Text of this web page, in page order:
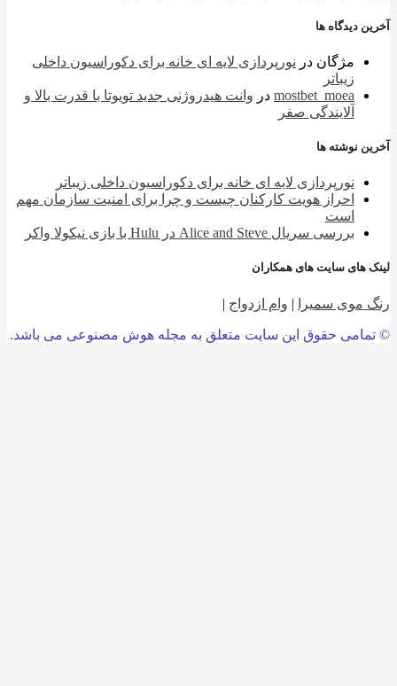
دیدگاه ها
مژگاندرنورپردازی لایه ای خانه برای دکوراسیون داخلی
زیباتر
mostbet_moeaدروانت هیدروژنی جدید تویوتا با قدرت بالا و
آلایندگی صفر
نوشته ها
نورپردازی لایه ای خانه برای دکوراسیون داخلی زیباتر
احراز هویت کارکنان چیست و چرا برای امنیت سازمان مهم
بررسی سریال Alice and Steve در Hulu با بازی نیکولا واکر
های سایت های همکاران
موی سمیرا|وام ازدواج |
حقوق این سایت متعلق به مجله هوش مصنوعی می باشد.